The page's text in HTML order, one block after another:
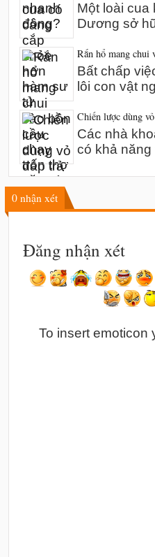
Một loài cua
Dương sở
Rắn hổ mang chui
Bất chấp
lôi con vật
Chiến lược dùng
Các nhà
có khả
0 nhận xét
Đăng nhận xét
To insert emoticon